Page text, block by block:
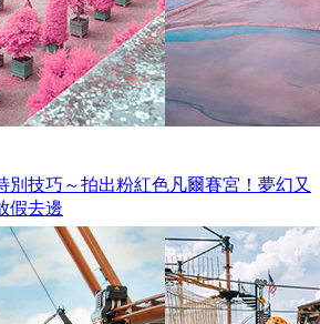
別技巧～拍出粉紅色凡爾賽宮！夢幻又
假去邊